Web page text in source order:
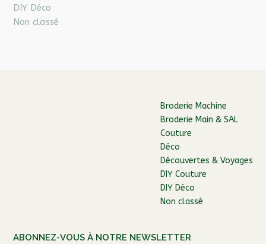
DIY Déco
Non classé
Broderie Machine
Broderie Main & SAL
Couture
Déco
Découvertes & Voyages
DIY Couture
DIY Déco
Non classé
ABONNEZ-VOUS À NOTRE NEWSLETTER